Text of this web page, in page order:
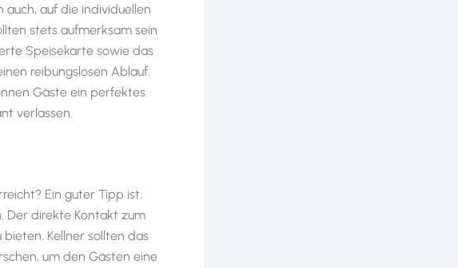
auch, auf die individuellen
stets aufmerksam sein
Speisekarte sowie das
reibungslosen Ablauf.
Gäste ein perfektes
verlassen.
Ein guter Tipp ist,
Der direkte Kontakt zum
Kellner sollten das
um den Gästen eine